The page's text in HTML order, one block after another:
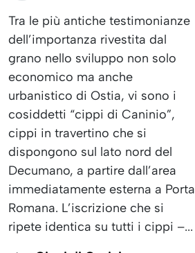
Tra le più antiche testimonianze
dell’importanza rivestita dal
grano nello sviluppo non solo
economico ma anche
urbanistico di Ostia, vi sono i
cosiddetti “cippi di Caninio”,
cippi in travertino che si
dispongono sul lato nord del
Decumano, a partire dall’area
immediatamente esterna a Porta
Romana. L’iscrizione che si
ripete identica su tutti i cippi –...